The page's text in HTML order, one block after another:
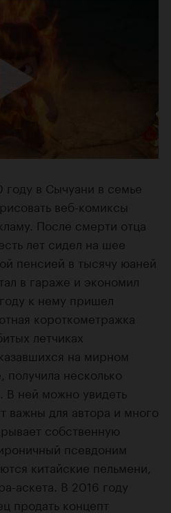
году в Сычуани в семье
веб-комиксы
После смерти отца
лет сидел на шее
пенсией в тысячу юаней
в гараже и экономил
к нему пришел
короткометражка
летчиках
на мирном
несколько
В ней можно увидеть
важны для автора и много
собственную
псевдоним
китайские пельмени,
аскета. В 2016 году
продать концепт